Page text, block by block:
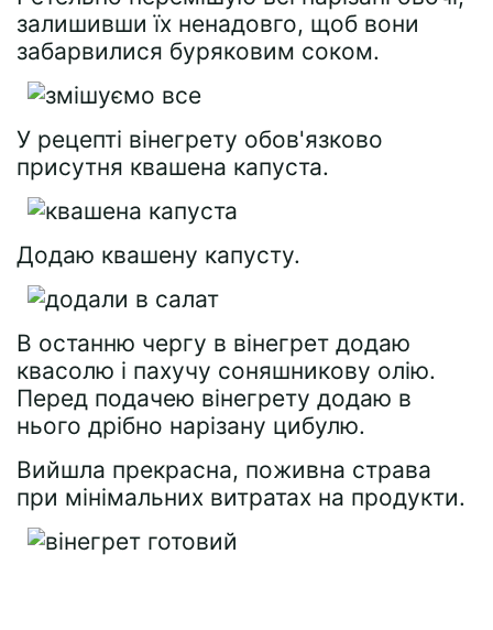
залишивши їх ненадовго, щоб вони
забарвилися буряковим соком.
У рецепті вінегрету обов'язково
присутня квашена капуста.
Додаю квашену капусту.
В останню чергу в вінегрет додаю
квасолю і пахучу соняшникову олію.
Перед подачею вінегрету додаю в
нього дрібно нарізану цибулю.
Вийшла прекрасна, поживна страва
при мінімальних витратах на продукти.